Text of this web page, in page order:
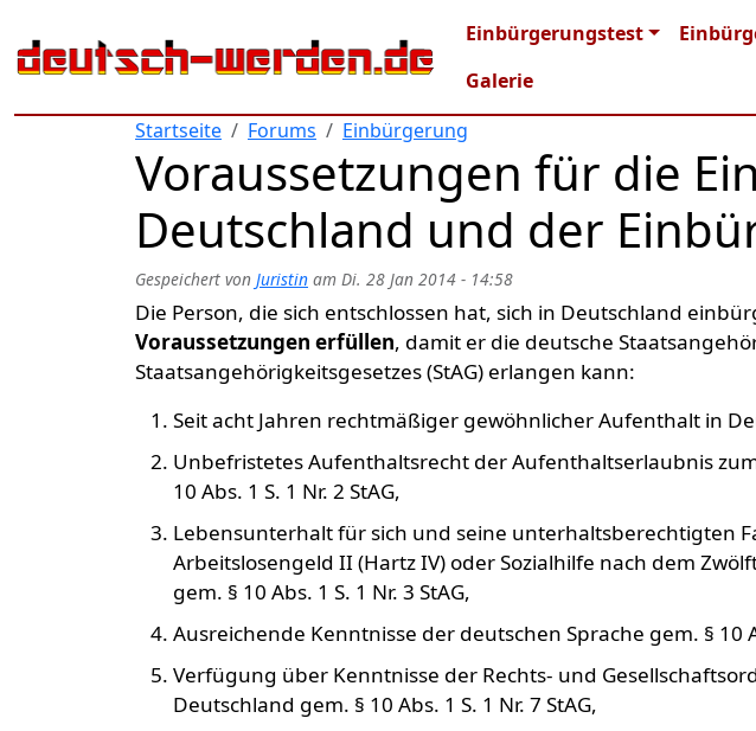
Main navigation
Einbürgerungstest
Galerie
Startseite
Forums Einbürgerung
Voraussetzungen für die
Deutschland und der
Gespeichert von Juristin am Di. 28 Jan 2014 - 14:58
Die Person, die sich entschlossen hat, sich in Deutschland
Voraussetzungen erfüllen, damit er die deutsche
Staatsangehörigkeitsgesetzes (StAG) erlangen kann:
Seit acht Jahren rechtmäßiger gewöhnlicher Aufenthalt in
Unbefristetes Aufenthaltsrecht der Aufenthaltserlaubnis
10 Abs. 1 S. 1 Nr. 2 StAG,
Lebensunterhalt für sich und seine unterhaltsberechtigten
Arbeitslosengeld II (Hartz IV) oder Sozialhilfe nach dem
gem. § 10 Abs. 1 S. 1 Nr. 3 StAG,
Ausreichende Kenntnisse der deutschen Sprache gem. § 10
Verfügung über Kenntnisse der Rechts- und
Deutschland gem. § 10 Abs. 1 S. 1 Nr. 7 StAG,